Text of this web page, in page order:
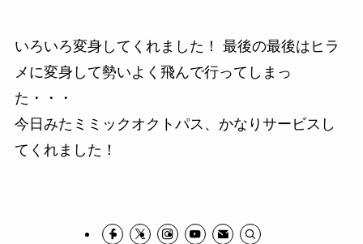
いろいろ変身してくれました！ 最後の最後はヒラ
メに変身して勢いよく飛んで行ってしまっ
た・・・
今日みたミミックオクトパス、かなりサービスし
てくれました！